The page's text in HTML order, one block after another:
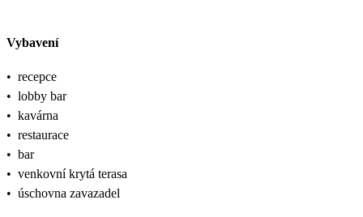
Vybavení
• recepce
• lobby bar
• kavárna
• restaurace
• bar
• venkovní krytá terasa
• úschovna zavazadel